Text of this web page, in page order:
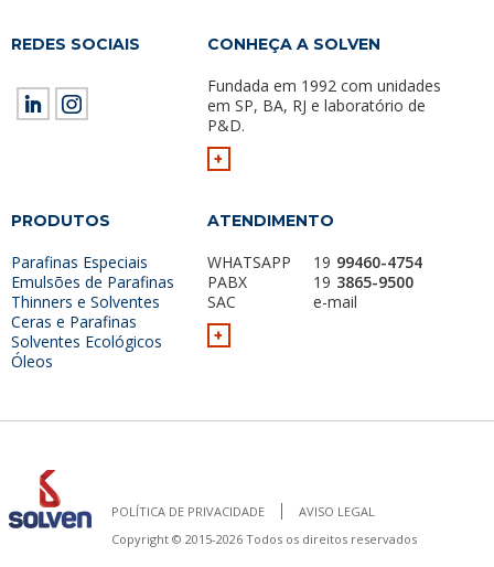
REDES SOCIAIS CONHEÇA A SOLVEN
Fundada em 1992 com unidades
em SP, BA, RJ e laboratório de
P&D.
+
PRODUTOS
Parafinas Especiais
Emulsões de Parafinas
Thinners e Solventes
Ceras e Parafinas
Solventes Ecológicos
Óleos
ATENDIMENTO
WHATSAPP
PABX
SAC
+
19 99460-4754
19 3865-9500
e-mail
POLÍTICA DE PRIVACIDADE
AVISO LEGAL
Copyright © 2015-2026 Todos os direitos reservados